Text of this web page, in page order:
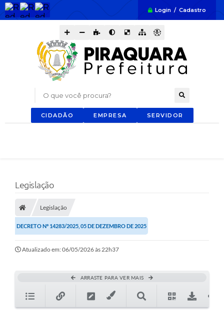
Login / Cadastro
O que você procura?
CIDADÃO EMPRESA SERVIDOR
Legislação
Legislação
DECRETO Nº 14283/2025, 05 DE DEZEMBRO DE 2025
Atualizado em: 06/05/2026 às 22h37
ARRASTE PARA VER MAIS